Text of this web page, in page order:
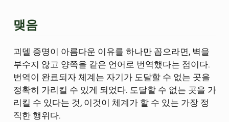
맺음
괴델 증명이 아름다운 이유를 하나만 꼽으라면, 벽을
부수지 않고 양쪽을 같은 언어로 번역했다는 점이다.
번역이 완료되자 체계는 자기가 도달할 수 없는 곳을
정확히 가리킬 수 있게 되었다. 도달할 수 없는 곳을 가
리킬 수 있다는 것, 이것이 체계가 할 수 있는 가장 정
직한 행위다.